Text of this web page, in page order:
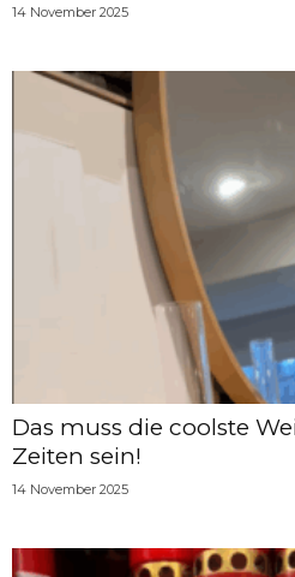
14 November 2025
Das muss die coolste
Zeiten sein!
14 November 2025